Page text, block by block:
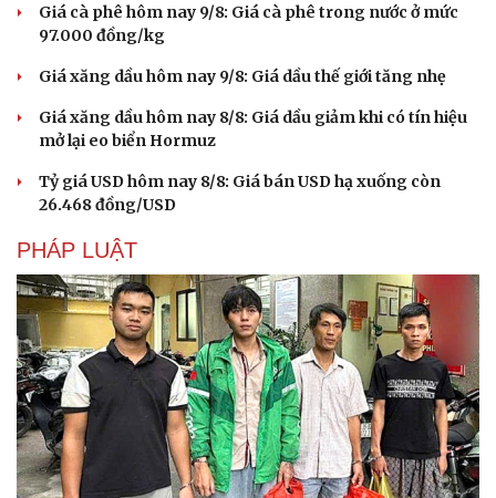
Văn hóa
Sân khấu - Điện ảnh
Giải trí
Nghệ sĩ
Giá cà phê hôm nay 9/8: Giá cà phê trong nước ở mức
97.000 đồng/kg
Giá xăng dầu hôm nay 9/8: Giá dầu thế giới tăng nhẹ
Giá xăng dầu hôm nay 8/8: Giá dầu giảm khi có tín hiệu
mở lại eo biển Hormuz
Tỷ giá USD hôm nay 8/8: Giá bán USD hạ xuống còn
26.468 đồng/USD
PHÁP LUẬT